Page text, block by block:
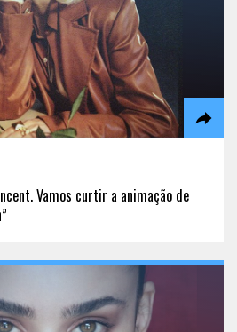
Vamos curtir a animação de